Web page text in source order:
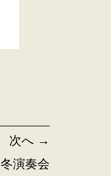
次へ →
冬演奏会